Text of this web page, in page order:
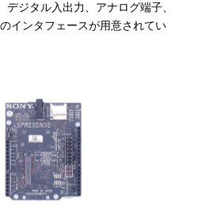
ジタル入出力、アナログ端子、
インタフェースが用意されてい